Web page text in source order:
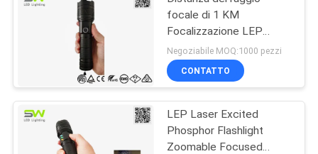
CONTROLLO
QUALITÀ
CONTATTACI
Alto faro del lume
LED
focale di 1 KM
Focalizzazione LEP
Lanterna laser ricerca
caccia
Negoziabile MOQ:1000 pezzi
CONTATTO
LEP Laser Excited
Phosphor Flashlight
Zoomable Focused